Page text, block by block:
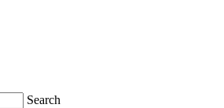
Search